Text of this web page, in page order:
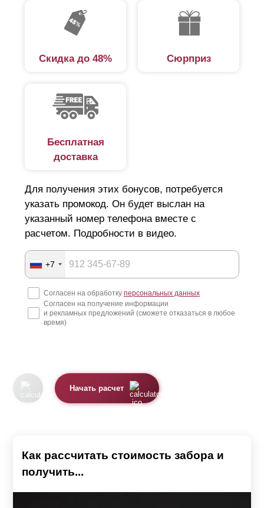
Скидка до 48% Сюрприз
Бесплатная
доставка
Для получения этих бонусов, потребуется
указать промокод. Он будет выслан на
указанный номер телефона вместе с
расчетом. Подробности в видео.
+7
Согласен на обработку персональных данных
Согласен на получение информации
и рекламных предложений (сможете отказаться в любое
время)
Начать расчет
Как рассчитать стоимость забора и
получить...